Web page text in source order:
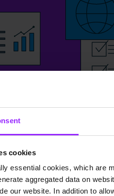
cookies
essential cookies, which are
aggregated data on
our website. In addition to